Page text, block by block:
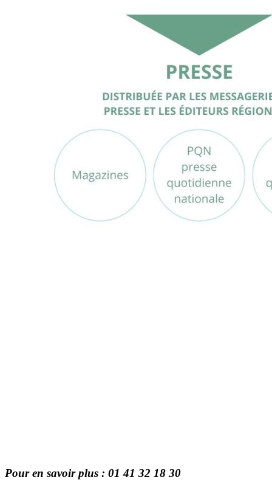
Pour en savoir plus : 01 41 32 18 30